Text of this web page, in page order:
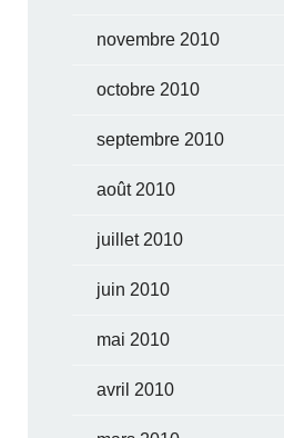
novembre 2010
octobre 2010
septembre 2010
août 2010
juillet 2010
juin 2010
mai 2010
avril 2010